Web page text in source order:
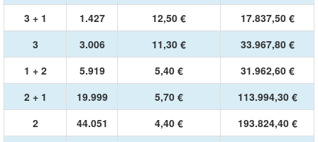
3 + 1
1.427 12,50 €
17.837,50 €
3
3.006 11,30 €
33.967,80 €
1 + 2
5.919 5,40 €
31.962,60 €
2 + 1
19.999 5,70 €
113.994,30 €
2
44.051 4,40 €
193.824,40 €